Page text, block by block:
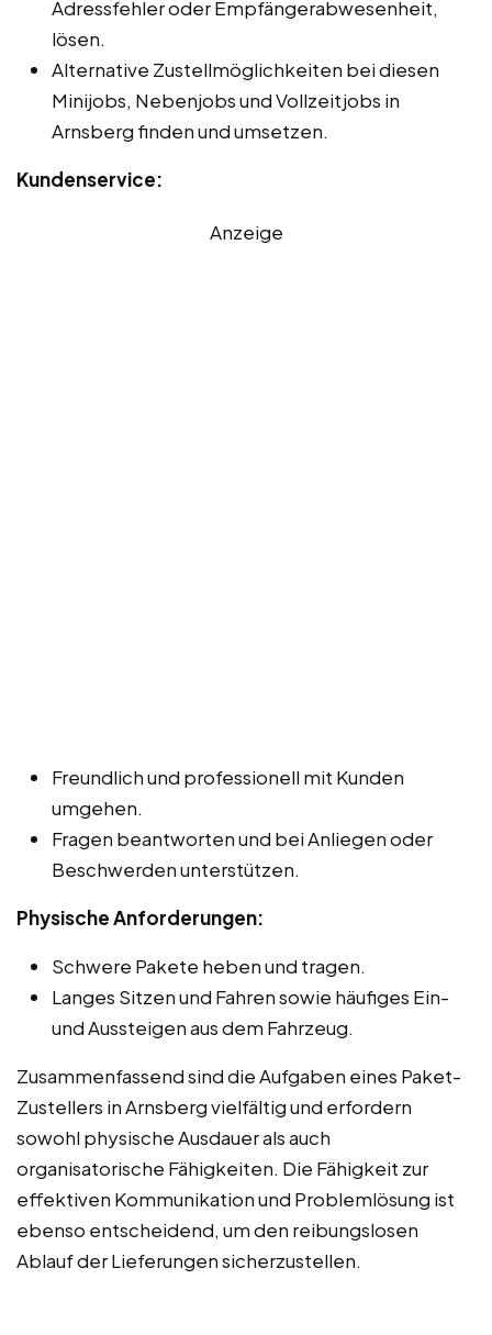
Adressfehler oder Empfängerabwesenheit,
lösen.
Alternative Zustellmöglichkeiten bei diesen
Minijobs, Nebenjobs und Vollzeitjobs in
Arnsberg finden und umsetzen.
Kundenservice:
Anzeige
Freundlich und professionell mit Kunden
umgehen.
Fragen beantworten und bei Anliegen oder
Beschwerden unterstützen.
Physische Anforderungen:
Schwere Pakete heben und tragen.
Langes Sitzen und Fahren sowie häufiges Ein-
und Aussteigen aus dem Fahrzeug.
Zusammenfassend sind die Aufgaben eines Paket-
Zustellers in Arnsberg vielfältig und erfordern
sowohl physische Ausdauer als auch
organisatorische Fähigkeiten. Die Fähigkeit zur
effektiven Kommunikation und Problemlösung ist
ebenso entscheidend, um den reibungslosen
Ablauf der Lieferungen sicherzustellen.